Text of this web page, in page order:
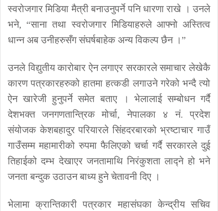
स्वरोजगार मिडिया मैत्री बनाउनुपर्ने पनि धारणा राखे । उनले
भने, “साना तथा स्वरोजगार मिडियाहरुले आफ्नो अस्तित्व
धान्न अब उनीहरुसँग संघर्षबाहेक अन्य विकल्प छैन ।”
उनले विद्युतीय कारोबार ऐन लगाएर सरकारले समाचार लेखेकै
कारण पत्रकारहरुको हातमा हत्कडी लगाउने गरेको भन्दै त्यो
ऐन खारेजी हुनुपर्ने समेत बताए । भेलालाई सम्बोधन गर्दै
देशभक्त जनगणतान्त्रिक मोर्चा, नेपालका ४ नं. प्रदेश
संयोजक केशबहादुर परियारले सिंहदरबारको भ्रष्टाचार गाउँ
गाउँसम्म महामारीको रुपमा फैलिएको चर्चा गर्दै सरकारले दुई
तिहाईको दम्भ देखाएर जनतामाथि निरंकुशता लाद्ने हो भने
जनता बन्दुक उठाउन बाध्य हुने चेतावनी दिए ।
भेलामा क्रान्तिकारी पत्रकार महासंघका केन्द्रीय सचिव